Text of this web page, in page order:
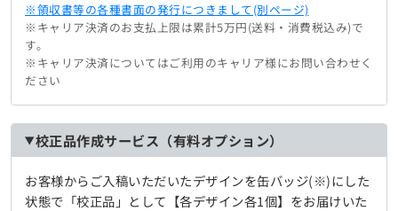
※領収書等の各種書面の発行につきまして(別ページ)
※キャリア決済のお支払上限は累計5万円(送料・消費税込み)で
す。
※キャリア決済についてはご利用のキャリア様にお問い合わせく
ださい
校正品作成サービス（有料オプション）
お客様からご入稿いただいたデザインを缶バッジ(※)にした
状態で「校正品」として【各デザイン各1個】をお届けいた